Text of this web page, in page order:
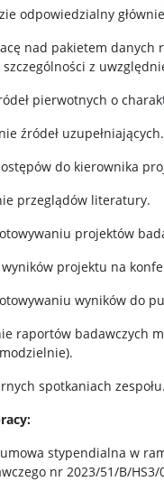
odpowiedzialny
nad pakietem
z
pierwotnych o
źródeł uzupełniających.
do kierownika
przeglądów literatury.
projektów
projektu na
wyników do
raportów badawczych
spotkaniach zespołu.
stypendialna w
nr 2023/51/B/HS3/